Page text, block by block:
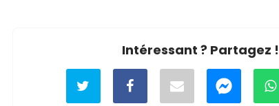
Intéressant ? Partagez !